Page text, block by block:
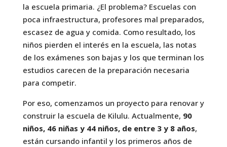
la escuela primaria. ¿El problema? Escuelas con
poca infraestructura, profesores mal preparados,
escasez de agua y comida. Como resultado, los
niños pierden el interés en la escuela, las notas
de los exámenes son bajas y los que terminan los
estudios carecen de la preparación necesaria
para competir.
Por eso, comenzamos un proyecto para renovar y
construir la escuela de Kilulu. Actualmente, 90
niños, 46 niñas y 44 niños, de entre 3 y 8 años,
están cursando infantil y los primeros años de